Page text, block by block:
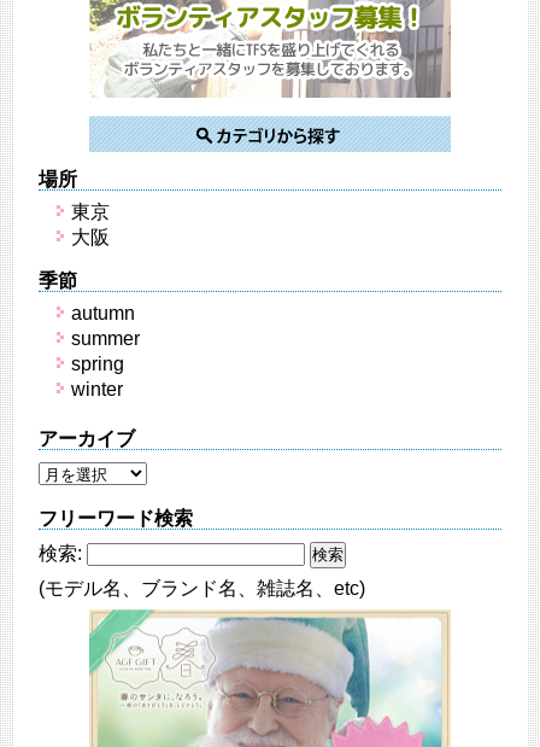
場所
東京
大阪
季節
autumn
summer
spring
winter
アーカイブ
フリーワード検索
検索:
(モデル名、ブランド名、雑誌名、etc)